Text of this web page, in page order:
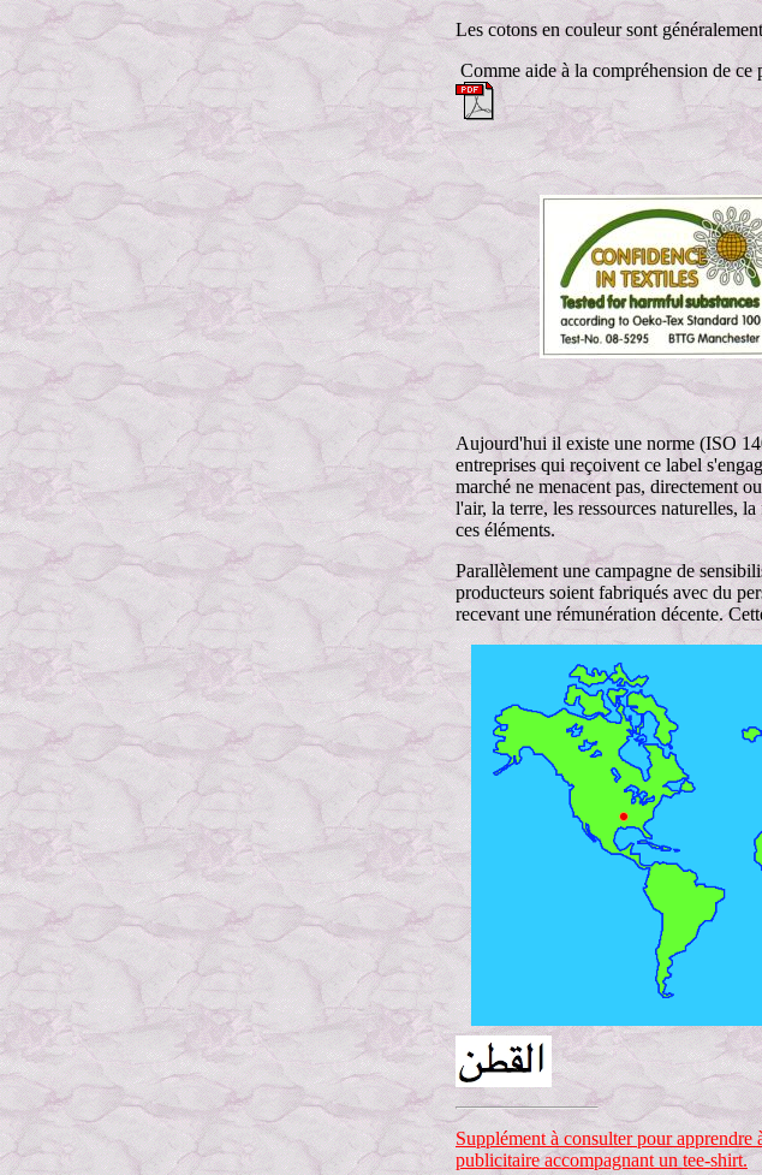
Les cotons en couleur sont
Comme aide à la compréhension de ce
Aujourd'hui il existe une norme (ISO
entreprises qui reçoivent ce label
marché ne menacent pas, directement
l'air, la terre, les ressources naturelles,
ces éléments.
Parallèlement une campagne de
producteurs soient fabriqués avec du
recevant une rémunération décente.
Supplément à consulter pour
publicitaire accompagnant un tee-shirt.